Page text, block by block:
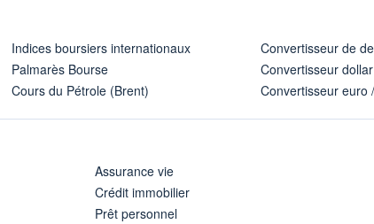
Indices boursiers internationaux
Palmarès Bourse
Cours du Pétrole (Brent)
Convertisseur de
Convertisseur
Convertisseur euro
Assurance vie
Crédit immobilier
Prêt personnel